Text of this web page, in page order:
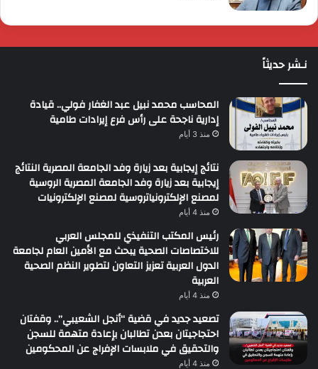
نـشر حديثاً
المحاسب محمد نبيل عبد الغفار فولي.. قيادة
إدارية ناجحة على رأس فرع إيرادات طامية
منذ 3 أيام
نتائج إيجابية بعد زيارة وفد الجامعة المصرية النتائج
إيجابية بعد زيارة وفد الجامعة المصرية الروسية
لمصنع الإلكترونياتروسية لمصنع الإلكترونيات
منذ 4 أيام
رئيس المكتب التنفيذي للمجلس العربي
للاختصاصات الصحية يبحث مع الأمين العام لجامعة
الدول العربية تعزيز التعاون لتطوير النظم الصحية
العربية
منذ 4 أيام
تصعيد جديد في قضية “أنجل الشعيبي”.. وقفتان
احتجاجيتان بعدن تطالبان بإعادة متهمة للسجن
والتحقيق في ملابسات الإفراج عن المحكومين
منذ 4 أيام